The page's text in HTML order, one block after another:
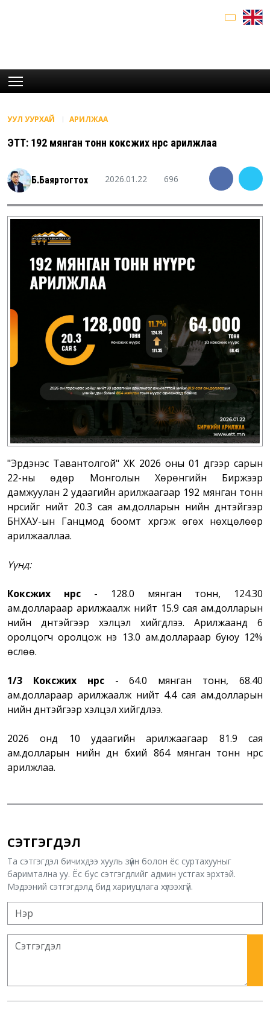
УУЛ УУРХАЙ АРИЛЖАА
ЭТТ: 192 мянган тонн коксжих нүүрс арилжлаа
Б.Баяртогтох 2026.01.22 696
"Эрдэнэс Тавантолгой" ХК 2026 оны 01 дүгээр сарын
22-ны өдөр Монголын Хөрөнгийн Биржээр
дамжуулан 2 удаагийн арилжаагаар 192 мянган тонн
нүүрсийг нийт 20.3 сая ам.долларын үнийн дүнтэйгээр
БНХАУ-ын Ганцмод боомт хүргэж өгөх нөхцөлөөр
арилжааллаа.
Үүнд:
Коксжих нүүрс - 128.0 мянган тонн, 124.30
ам.доллараар арилжаалж нийт 15.9 сая ам.долларын
үнийн дүнтэйгээр хэлцэл хийгдлээ. Арилжаанд 6
оролцогч оролцож үнэ 13.0 ам.доллараар буюу 12%
өслөө.
1/3 Коксжих нүүрс- 64.0 мянган тонн, 68.40
ам.доллараар арилжаалж нийт 4.4 сая ам.долларын
үнийн дүнтэйгээр хэлцэл хийгдлээ.
2026 онд 10 удаагийн арилжаагаар 81.9 сая
ам.долларын үнийн дүн бүхий 864 мянган тонн нүүрс
арилжлаа.
СЭТГЭГДЭЛ
Та сэтгэгдэл бичихдээ хууль зүйн болон ёс суртахууныг
баримтална уу. Ёс бус сэтгэгдлийг админ устгах эрхтэй.
Мэдээний сэтгэгдэлд бид хариуцлага хүлээхгүй.